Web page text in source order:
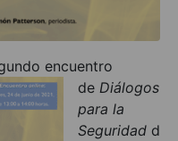
encuentro
de Diálogos
para la
Seguridad d